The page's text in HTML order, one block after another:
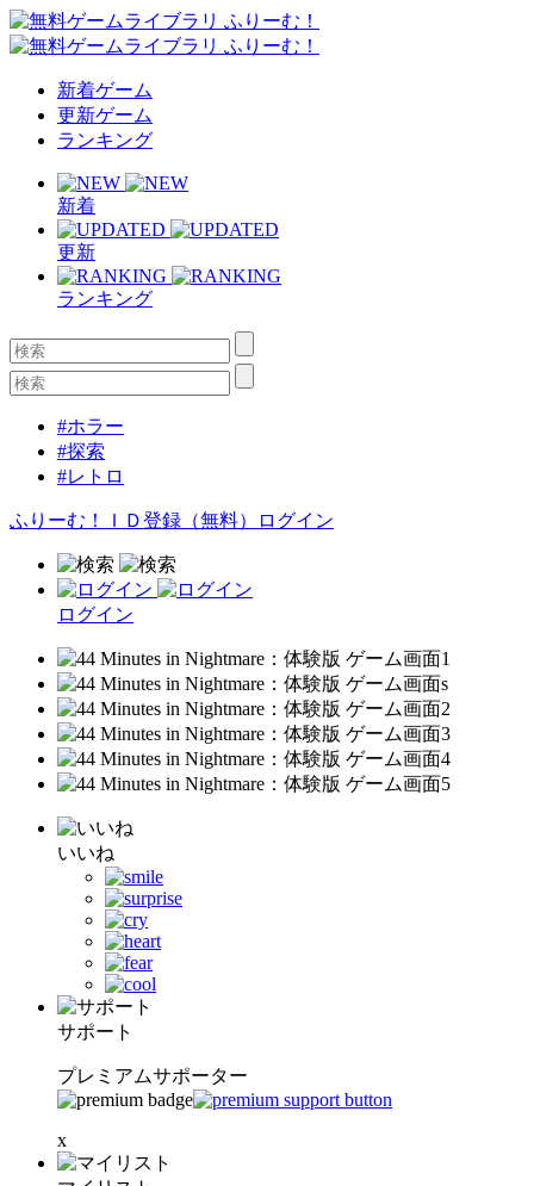
新着ゲーム
更新ゲーム
ランキング
新着
更新
ランキング
#ホラー
#探索
#レトロ
ふりーむ！ＩＤ登録（無料） ログイン
ログイン
いいね
サポート
プレミアムサポーター
x